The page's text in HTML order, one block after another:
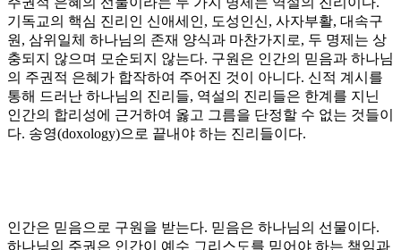
기독교의 핵심 진리인 신애세인, 도성인신, 사자부활, 대속구
원, 삼위일체 하나님의 존재 양식과 마찬가지로, 두 명제는 상
충되지 않으며 모순되지 않는다. 구원은 인간의 믿음과 하나님
의 주권적 은혜가 합작하여 주어진 것이 아니다. 신적 계시를
통해 드러난 하나님의 진리들, 역설의 진리들은 한계를 지닌
인간의 합리성에 근거하여 옳고 그름을 단정할 수 없는 것들이
다. 송영(doxology)으로 끝내야 하는 진리들이다.
인간은 믿음으로 구원을 받는다. 믿음은 하나님의 선물이다.
하나님의 주권은 인간이 예수 그리스도를 믿어야 하는 책임과